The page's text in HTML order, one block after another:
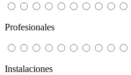
Profesionales
Instalaciones